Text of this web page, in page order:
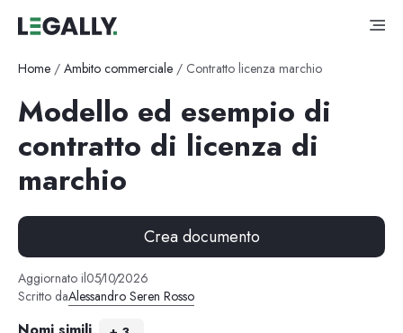
Home / Ambito commerciale / Contratto licenza marchio
Modello ed esempio di
contratto di licenza di
marchio
Crea documento
Aggiornato il05/10/2026
Scritto daAlessandro Seren Rosso